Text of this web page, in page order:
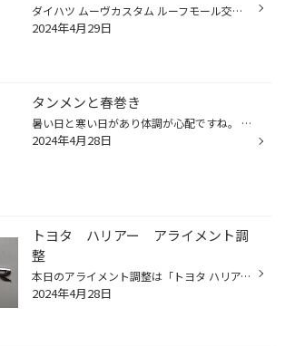
ダイハツ ムーヴカスタム ルーフモール交換をご紹介いたします。 『交換前』 少し分かりにくいですが、劣化して浮いているのが分かります。 こうなったら、洗車機に入れるとルーフモールが外れる事があります。 ちなみに、僕は洗車機に入れてルーフモールが飛んで行きそうになった事があります(笑) ...
2024年4月29日
タンメンと春巻き
暑い日と寒い日があり体調が心配ですね。 先日の寒い日にタンメンと春巻きを食べてきました。 初めてお邪魔したお店でしたが店内も綺麗で居心地は抜群でした。 注文から程無くしてタンメンが運ばれてきました。 さっぱりのスープがとても美味しくいつもとは違うラーメンを堪能しました。 春巻きもと...
2024年4月28日
トヨタ ハリアー アライメント調
整
本日のアライメント調整は「トヨタ ハリアー」です。 こちらのお客様は足回り部品を交換してハンドルセンターがずれてしまったのでアライメント調整のご依頼を受けました。 さっそく機械を取付け診断をしてみました。 右前のトーが基準値からずれてました。 ハリアーは調整箇所が前のトーと後のトー...
2024年4月28日